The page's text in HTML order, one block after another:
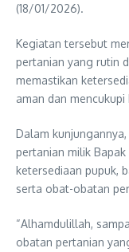
(18/01/2026).
Kegiatan tersebut
pertanian yang rutin
memastikan
aman dan
Dalam
pertanian milik
ketersediaan pupuk,
serta obat-obatan
“Alhamdulillah,
obatan pertanian